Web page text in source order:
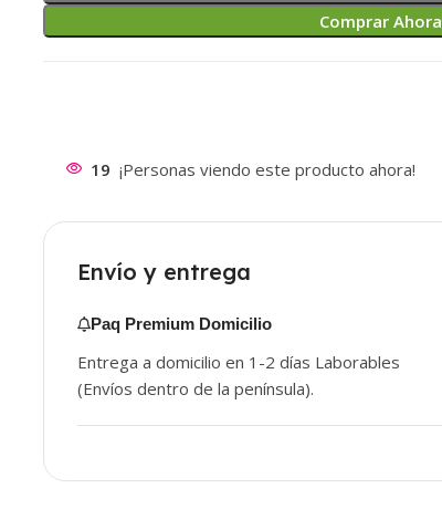
Comprar Ahora
19 ¡Personas viendo este producto ahora!
Envío y entrega
Paq Premium Domicilio
Entrega a domicilio en 1-2 días Laborables
(Envíos dentro de la península).